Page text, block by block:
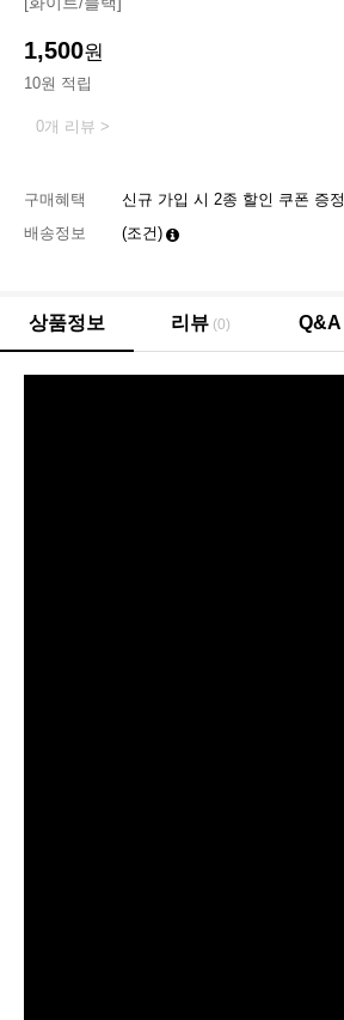
1,500원
10원 적립
0개 리뷰 >
구매혜택
신규 가입 시 2종 할인 쿠폰 증정
배송정보
(조건)
상품정보 리뷰 (0) Q&A